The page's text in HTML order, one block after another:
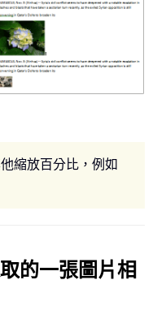
縮放百分比，例如
的一張圖片相